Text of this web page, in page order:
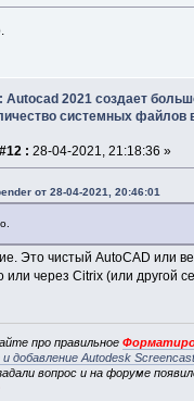
Autocad 2021 создает
системных файлов
: 28-04-2021, 21:18:36 »
от 28-04-2021, 20:46:01
Это чистый AutoCAD или
или через Citrix (или другой
про правильное
и добавление Autodesk
вопрос и на форуме